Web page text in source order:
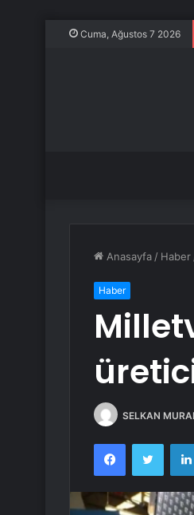
Cuma, Ağustos 7 2026
Anasayfa / Haber
Haber
SELKAN
Facebook